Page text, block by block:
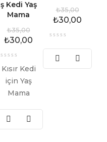
ş Kedi Yaş
Mama
₺35,00
₺30,00
Kısır Kedi
için Yaş
Mama
₺35,00
₺30,00